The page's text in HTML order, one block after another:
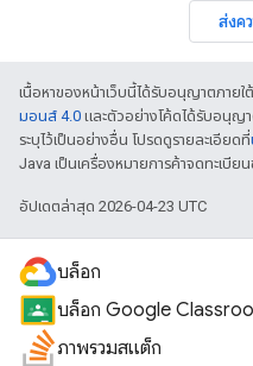
ส่งค
เนื้อหาของหน้าเว็บนี้ได้รับอนุญาตภายใต้
มอนส์ 4.0 และตัวอย่างโค้ดได้รับอนุญา
ระบุไว้เป็นอย่างอื่น โปรดดูรายละเอียดที่
Java เป็นเครื่องหมายการค้าจดทะเบีย
อัปเดตล่าสุด 2026-04-23 UTC
บล็อก
บล็อก Google
ภาพรวมสแต็ก